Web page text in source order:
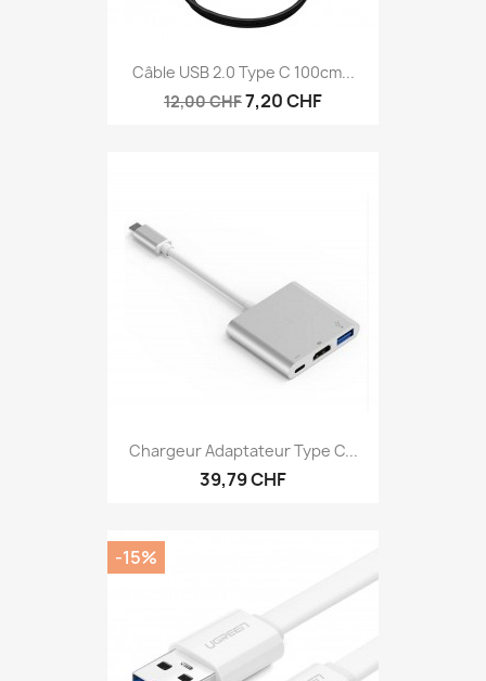
Câble USB 2.0 Type C 100cm...
12,00 CHF7,20 CHF
Chargeur Adaptateur Type C...
39,79 CHF
-15%